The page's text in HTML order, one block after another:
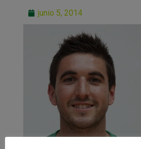
junio 5, 2014